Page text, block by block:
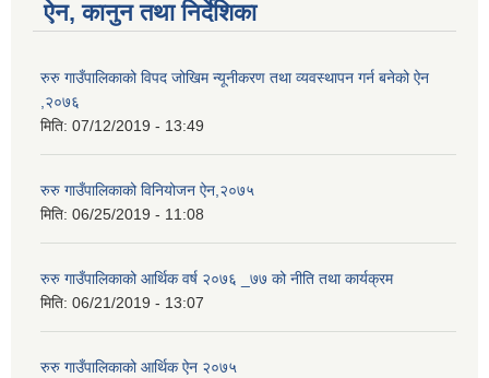
ऐन, कानुन तथा निर्देशिका
रुरु गाउँपालिकाको विपद जोखिम न्यूनीकरण तथा व्यवस्थापन गर्न बनेको ऐन
,२०७६
मिति: 07/12/2019 - 13:49
रुरु गाउँपालिकाको विनियोजन ऐन,२०७५
मिति: 06/25/2019 - 11:08
रुरु गाउँपालिकाको आर्थिक वर्ष २०७६ _७७ को नीति तथा कार्यक्रम
मिति: 06/21/2019 - 13:07
रुरु गाउँपालिकाको आर्थिक ऐन २०७५